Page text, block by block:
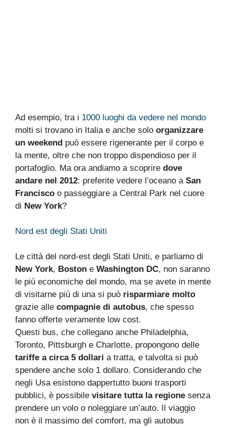
Ad esempio, tra i 1000 luoghi da vedere nel mondo
molti si trovano in Italia e anche solo organizzare
un weekend può essere rigenerante per il corpo e
la mente, oltre che non troppo dispendioso per il
portafoglio. Ma ora andiamo a scoprire dove
andare nel 2012: preferite vedere l’oceano a San
Francisco o passeggiare a Central Park nel cuore
di New York?
Nord est degli Stati Uniti
Le città del nord-est degli Stati Uniti, e parliamo di
New York, Boston e Washington DC, non saranno
le più economiche del mondo, ma se avete in mente
di visitarne più di una si può risparmiare molto
grazie alle compagnie di autobus, che spesso
fanno offerte veramente low cost.
Questi bus, che collegano anche Philadelphia,
Toronto, Pittsburgh e Charlotte, propongono delle
tariffe a circa 5 dollari a tratta, e talvolta si può
spendere anche solo 1 dollaro. Considerando che
negli Usa esistono dappertutto buoni trasporti
pubblici, è possibile visitare tutta la regione senza
prendere un volo o noleggiare un’auto. Il viaggio
non è il massimo del comfort, ma gli autobus